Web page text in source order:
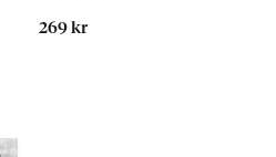
269 kr